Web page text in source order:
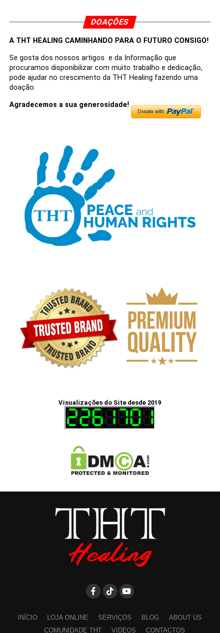
DOAÇÕES
A THT HEALING CAMINHANDO PARA O FUTURO CONSIGO!
Se gosta dos nossos artigos e da Informação que
procuramos disponibilizar com muito trabalho e dedicação,
pode ajudar no crescimento da THT Healing fazendo uma
doação.
Agradecemos a sua generosidade!
Visualizações do Site desde 2019
INÍCIO LOJA ONLINE SERVIÇOS BLOG
ABOUT US
COMUNIDADE THT
VIDEOS CONTACTOS